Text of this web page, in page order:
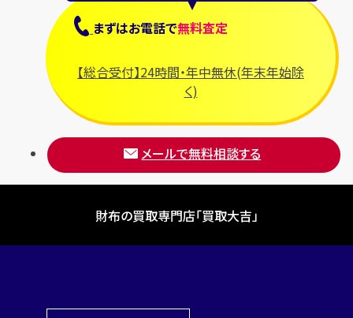
まずはお電話で無料査定
【総合受付】24時間・年中無休(年末年始除
く)
メールで無料相談する
財布の買取専門店「買取大吉」